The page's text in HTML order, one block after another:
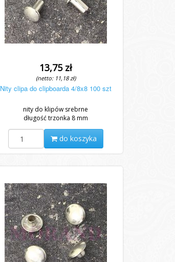
13,75 zł
(netto: 11,18 zł)
Nity clipa do clipboarda 4/8x8 100 szt
nity do klipów srebrne
długość trzonka 8 mm
do koszyka